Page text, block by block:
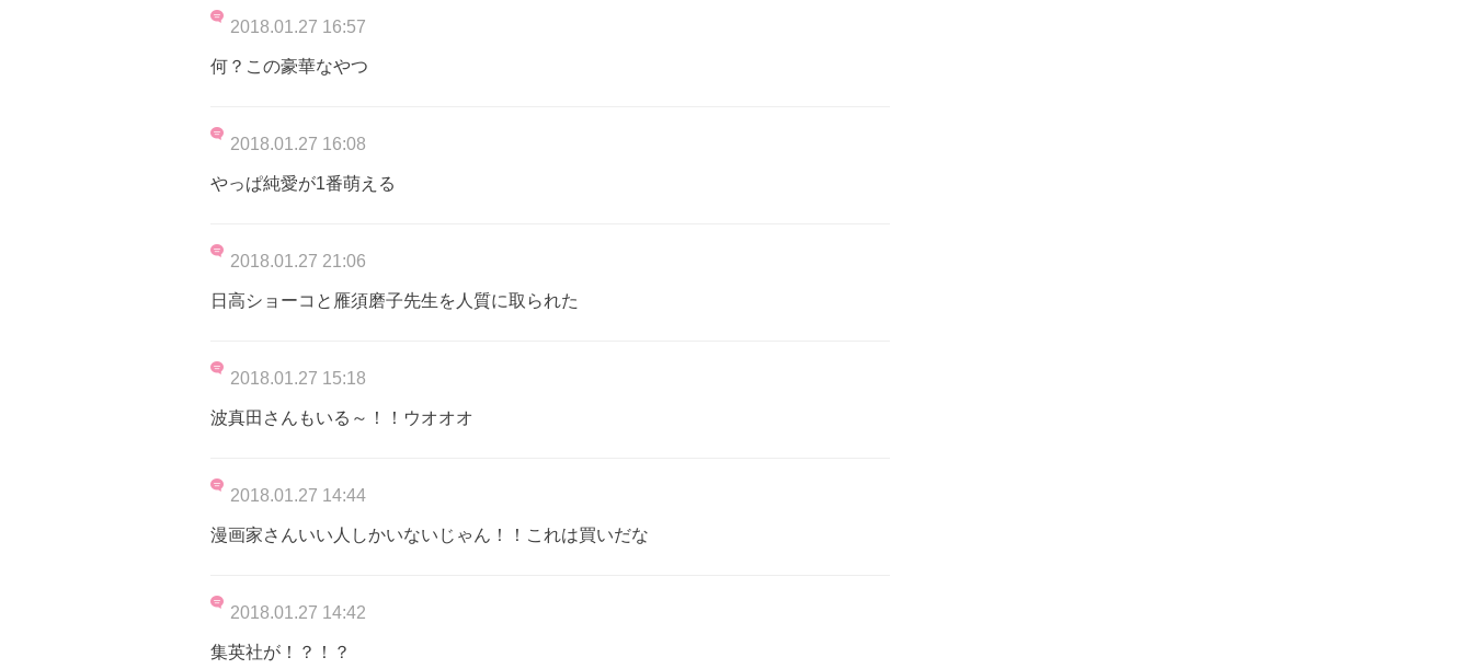
2018.01.27 16:57
何？この豪華なやつ
2018.01.27 16:08
やっぱ純愛が1番萌える
2018.01.27 21:06
日高ショーコと雁須磨子先生を人質に取られた
2018.01.27 15:18
波真田さんもいる～！！ウオオオ
2018.01.27 14:44
漫画家さんいい人しかいないじゃん！！これは買いだな
2018.01.27 14:42
集英社が！？！？